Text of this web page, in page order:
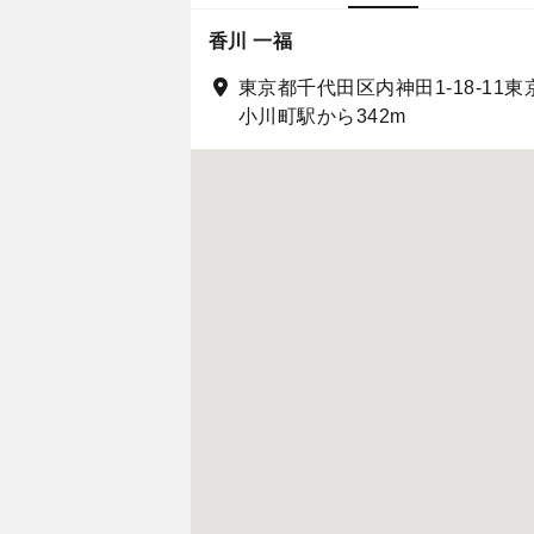
香川 一福
東京都千代田区内神田1-18-11東
小川町駅から342m